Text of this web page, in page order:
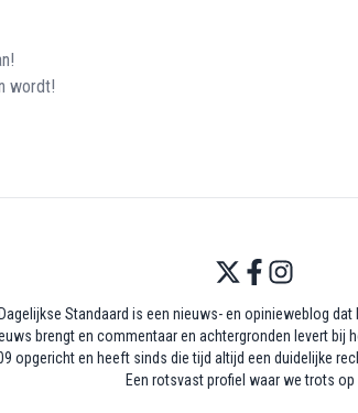
wordt!
Standaard is een nieuws- en opinieweblog
brengt en commentaar en achtergronden levert bij
opgericht en heeft sinds die tijd altijd een duidelijke
Een rotsvast profiel waar we trots op